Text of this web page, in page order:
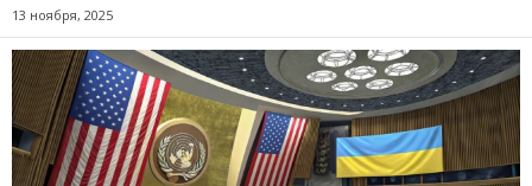
13 ноября, 2025